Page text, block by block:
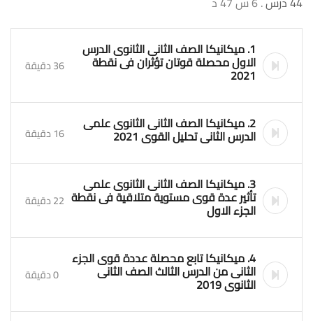
1. ميكانيكا الصف الثانى الثانوى الدرس
الاول محصلة قوتان تؤثران فى نقطة
2021 36 دقيقة
2. ميكانيكا الصف الثانى الثانوى علمى
الدرس الثانى تحليل القوى 2021 16 دقيقة
3. ميكانيكا الصف الثانى الثانوى علمى
تأثير عدة قوى مستوية متلاقية فى نقطة
الجزء الاول 22 دقيقة
4. ميكانيكا تابع محصلة عددة قوى الجزء
الثانى من الدرس الثالث الصف الثانى
الثانوى 2019 0 دقيقة